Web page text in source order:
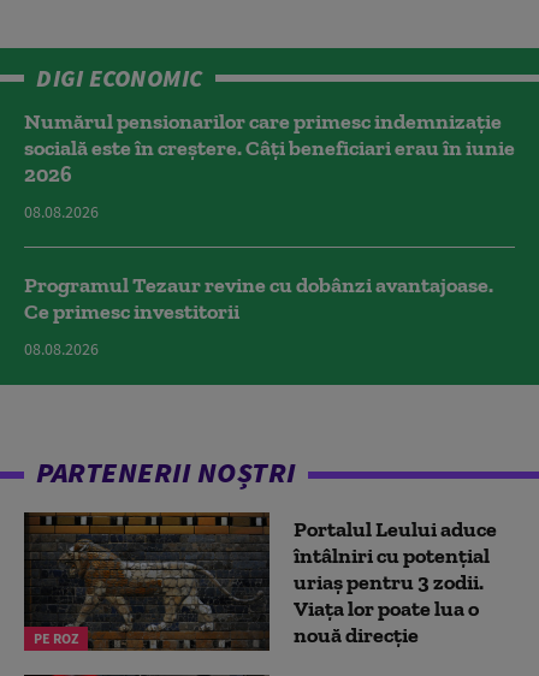
DIGI ECONOMIC
Numărul pensionarilor care primesc indemnizaţie
socială este în creștere. Câți beneficiari erau în iunie
2026
08.08.2026
Programul Tezaur revine cu dobânzi avantajoase.
Ce primesc investitorii
08.08.2026
PARTENERII NOȘTRI
PE ROZ
Portalul Leului aduce
întâlniri cu potențial
uriaș pentru 3 zodii.
Viața lor poate lua o
nouă direcție